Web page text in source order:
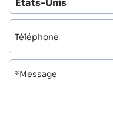
Téléphone
*Message